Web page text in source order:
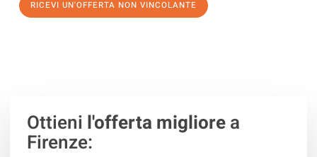
RICEVI UN'OFFERTA NON VINCOLANTE
Ottieni l'offerta migliorea
Firenze: